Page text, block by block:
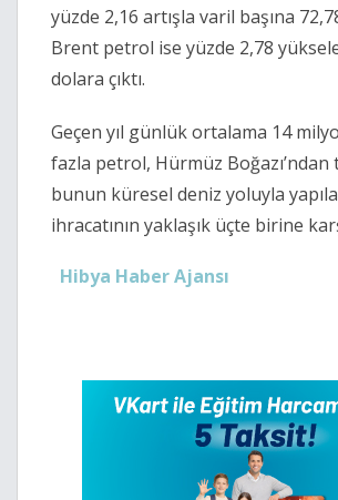
yüzde 2,16 artışla varil başına
Brent petrol ise yüzde 2,78
dolara çıktı.
Geçen yıl günlük ortalama 14
fazla petrol, Hürmüz Boğazı’ndan
bunun küresel deniz yoluyla
ihracatının yaklaşık üçte birine
Hibya Haber Ajansı